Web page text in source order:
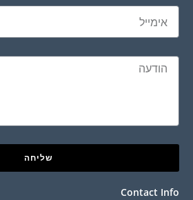
שליחה
Contact Info